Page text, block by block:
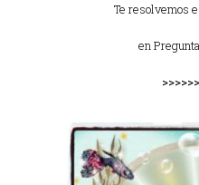
Te resolvemos
en